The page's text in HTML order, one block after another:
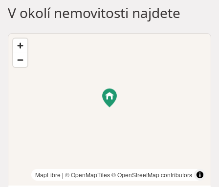
V okolí nemovitosti najdete
MapLibre | © OpenMapTiles© OpenStreetMap contributors